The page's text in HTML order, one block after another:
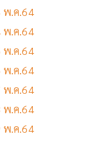
พ.ค.64
พ.ค.64
พ.ค.64
พ.ค.64
พ.ค.64
พ.ค.64
พ.ค.64